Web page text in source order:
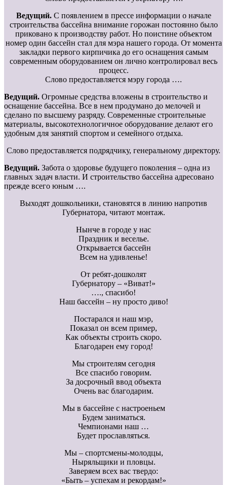
Ведущий.С появлением в прессе информации о начале
строительства бассейна внимание горожан постоянно было
приковано к производству работ. Но поистине объектом
номер один бассейн стал для мэра нашего города. От момента
закладки первого кирпичика до его оснащения самым
современным оборудованием он лично контролировал весь
процесс.
Слово предоставляется мэру города ….
Ведущий. Огромные средства вложены в строительство и
оснащение бассейна. Все в нем продумано до мелочей и
сделано по высшему разряду. Современные строительные
материалы, высокотехнологичное оборудование делают его
удобным для занятий спортом и семейного отдыха.
Слово предоставляется подрядчику, генеральному директору.
Ведущий. Забота о здоровье будущего поколения – одна из
главных задач власти. И строительство бассейна адресовано
прежде всего юным ….
Выходят дошкольники, становятся в линию напротив
Губернатора, читают монтаж.
Нынче в городе у нас
Праздник и веселье.
Открывается бассейн
Всем на удивленье!
От ребят-дошколят
Губернатору – «Виват!»
…., спасибо!
Наш бассейн – ну просто диво!
Постарался и наш мэр,
Показал он всем пример,
Как объекты строить скоро.
Благодарен ему город!
Мы строителям сегодня
Все спасибо говорим.
За досрочный ввод объекта
Очень вас благодарим.
Мы в бассейне с настроеньем
Будем заниматься.
Чемпионами наш …
Будет прославляться.
Мы – спортсмены-молодцы,
Ныряльщики и пловцы.
Заверяем всех вас твердо:
«Быть – успехам и рекордам!»